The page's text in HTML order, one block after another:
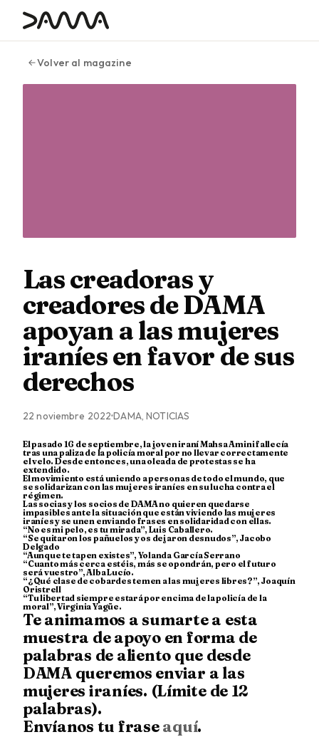
contenido
Volver al magazine
Las creadoras y
creadores de DAMA
apoyan a las mujeres
iraníes en favor de sus
derechos
22 noviembre 2022DAMA, NOTICIAS
El pasado 16 de septiembre, la joven iraní Mahsa Amini fallecía
tras una paliza de la policía moral por no llevar correctamente
el velo. Desde entonces, una oleada de protestas se ha
extendido.
El movimiento está uniendo a personas de todo el mundo, que
se solidarizan con las mujeres iraníes en su lucha contra el
régimen.
Las socias y los socios de DAMA no quieren quedarse
impasibles ante la situación que están viviendo las mujeres
iraníes y se unen enviando frases en solidaridad con ellas.
“No es mi pelo, es tu mirada”, Luis Caballero.
“Se quitaron los pañuelos y os dejaron desnudos”, Jacobo
Delgado
“Aunque te tapen existes”, Yolanda García Serrano
“Cuanto más cerca estéis, más se opondrán, pero el futuro
será vuestro”, Alba Lucío.
“¿Qué clase de cobardes temen a las mujeres libres?”, Joaquín
Oristrell
“Tu libertad siempre estará por encima de la policía de la
moral”, Virginia Yagüe.
Te animamos a sumarte a esta
muestra de apoyo en forma de
palabras de aliento que desde
DAMA queremos enviar a las
mujeres iraníes. (Límite de 12
palabras).
Envíanos tu fraseaquí.